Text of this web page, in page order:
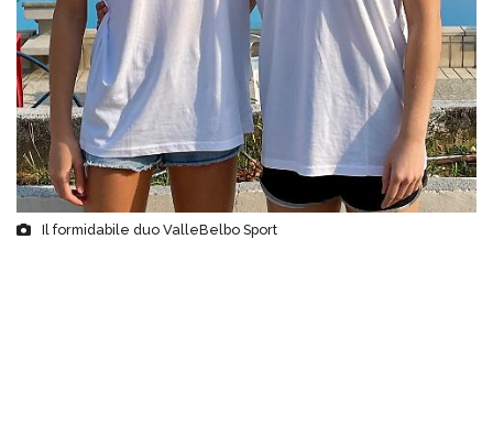
Il formidabile duo ValleBelbo Sport